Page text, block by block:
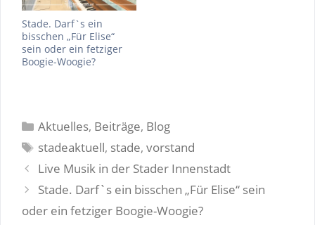
Stade. Darf`s ein
bisschen „Für Elise“
sein oder ein fetziger
Boogie-Woogie?
Kategorien
Aktuelles, Beiträge, Blog
Schlagwörter
stadeaktuell, stade,vorstand
Live Musik in der Stader Innenstadt
Stade. Darf`s ein bisschen „Für Elise“ sein
oder ein fetziger Boogie-Woogie?